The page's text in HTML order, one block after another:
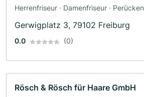
Herrenfriseur · Damenfriseur · Perücken
Gerwigplatz 3, 79102 Freiburg
0.0 (0)
Rösch & Rösch für Haare GmbH